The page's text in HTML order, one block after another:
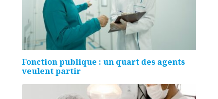
Fonction publique : un quart des agents
veulent partir